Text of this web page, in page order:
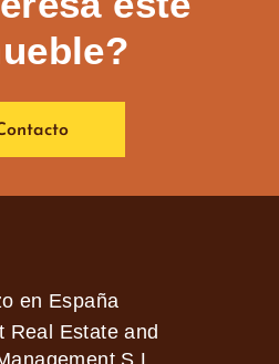
en España
Real Estate and